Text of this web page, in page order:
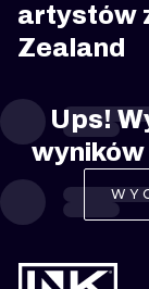
artystów
Zealand
Ups!